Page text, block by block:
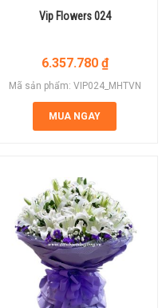
Vip Flowers 024
6.357.780 ₫
Mã sản phẩm: VIP024_MHTVN
MUA NGAY